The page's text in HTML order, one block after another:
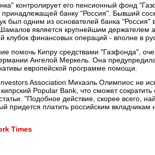
контролирует его пенсионный фонд
банку "Россия". Бывший
был одним из основателей банка "Россия"
является крупнейшим держателем
клубок финансовых операций - вполне в
помочь Кипру средствами "Газфонда",
Ангелой Меркель. Она
европейской программе помощи.
Association Михаэль Олимпиос не
кипрский Popular Bank, что сможет
"Подобное действие, скорее всего,
придется платить российским
Times